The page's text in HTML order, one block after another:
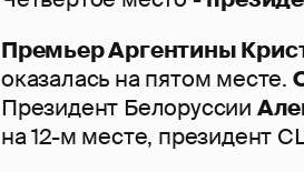
Премьер Аргентины
оказалась на пятом месте.
Президент Белоруссии
на 12-м месте, президент